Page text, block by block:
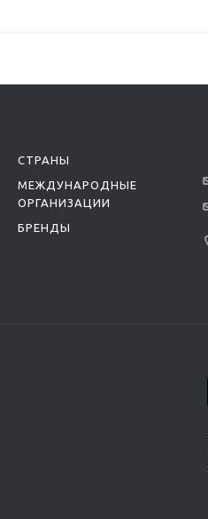
СТРАНЫ
МЕЖДУНАРОДНЫЕ
ОРГАНИЗАЦИИ
БРЕНДЫ